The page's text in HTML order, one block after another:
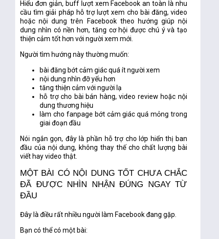
Hiểu đơn giản, buff lượt xem Facebook an toàn là nhu
cầu tìm giải pháp hỗ trợ lượt xem cho bài đăng, video
hoặc nội dung trên Facebook theo hướng giúp nội
dung nhìn có nền hơn, tăng cơ hội được chú ý và tạo
thiện cảm tốt hơn với người xem mới.
Người tìm hướng này thường muốn:
bài đăng bớt cảm giác quá ít người xem
nội dung nhìn đỡ yếu hơn
tăng thiện cảm với người lạ
hỗ trợ cho bài bán hàng, video review hoặc nội
dung thương hiệu
làm cho fanpage bớt cảm giác quá mỏng trong
giai đoạn đầu
Nói ngắn gọn, đây là phần hỗ trợ cho lớp hiển thị ban
đầu của nội dung, không thay thế cho chất lượng bài
viết hay video thật.
MỘT BÀI CÓ NỘI DUNG TỐT CHƯA CHẮC
ĐÃ ĐƯỢC NHÌN NHẬN ĐÚNG NGAY TỪ
ĐẦU
Đây là điều rất nhiều người làm Facebook đang gặp.
Bạn có thể có một bài: